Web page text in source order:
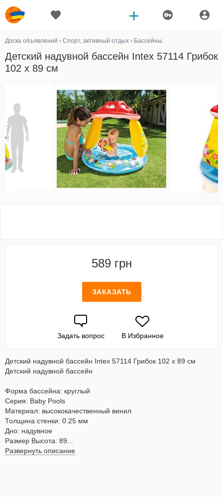
Доска объявлений › Спорт, активный отдых › Бассейны
Детский надувной бассейн Intex 57114 Грибок
102 х 89 см
589 грн
ЗАКАЗАТЬ
Задать вопрос В Избранное
Детский надувной бассейн Intex 57114 Грибок 102 х 89 см
Детский надувной бассейн
Форма бассейна: круглый
Серия: Baby Pools
Материал: высококачественный винил
Толщина стенки: 0.25 мм
Дно: надувное
Размер Высота: 89...
Развернуть описание